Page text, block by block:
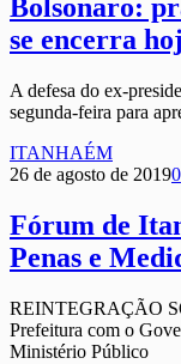
Bolsonaro:
se encerra
A defesa do ex-
segunda-feira para
ITANHAÉM
26 de agosto de 20190
Fórum de
Penas e
REINTEGRAÇÃO
Prefeitura com o
Ministério Público